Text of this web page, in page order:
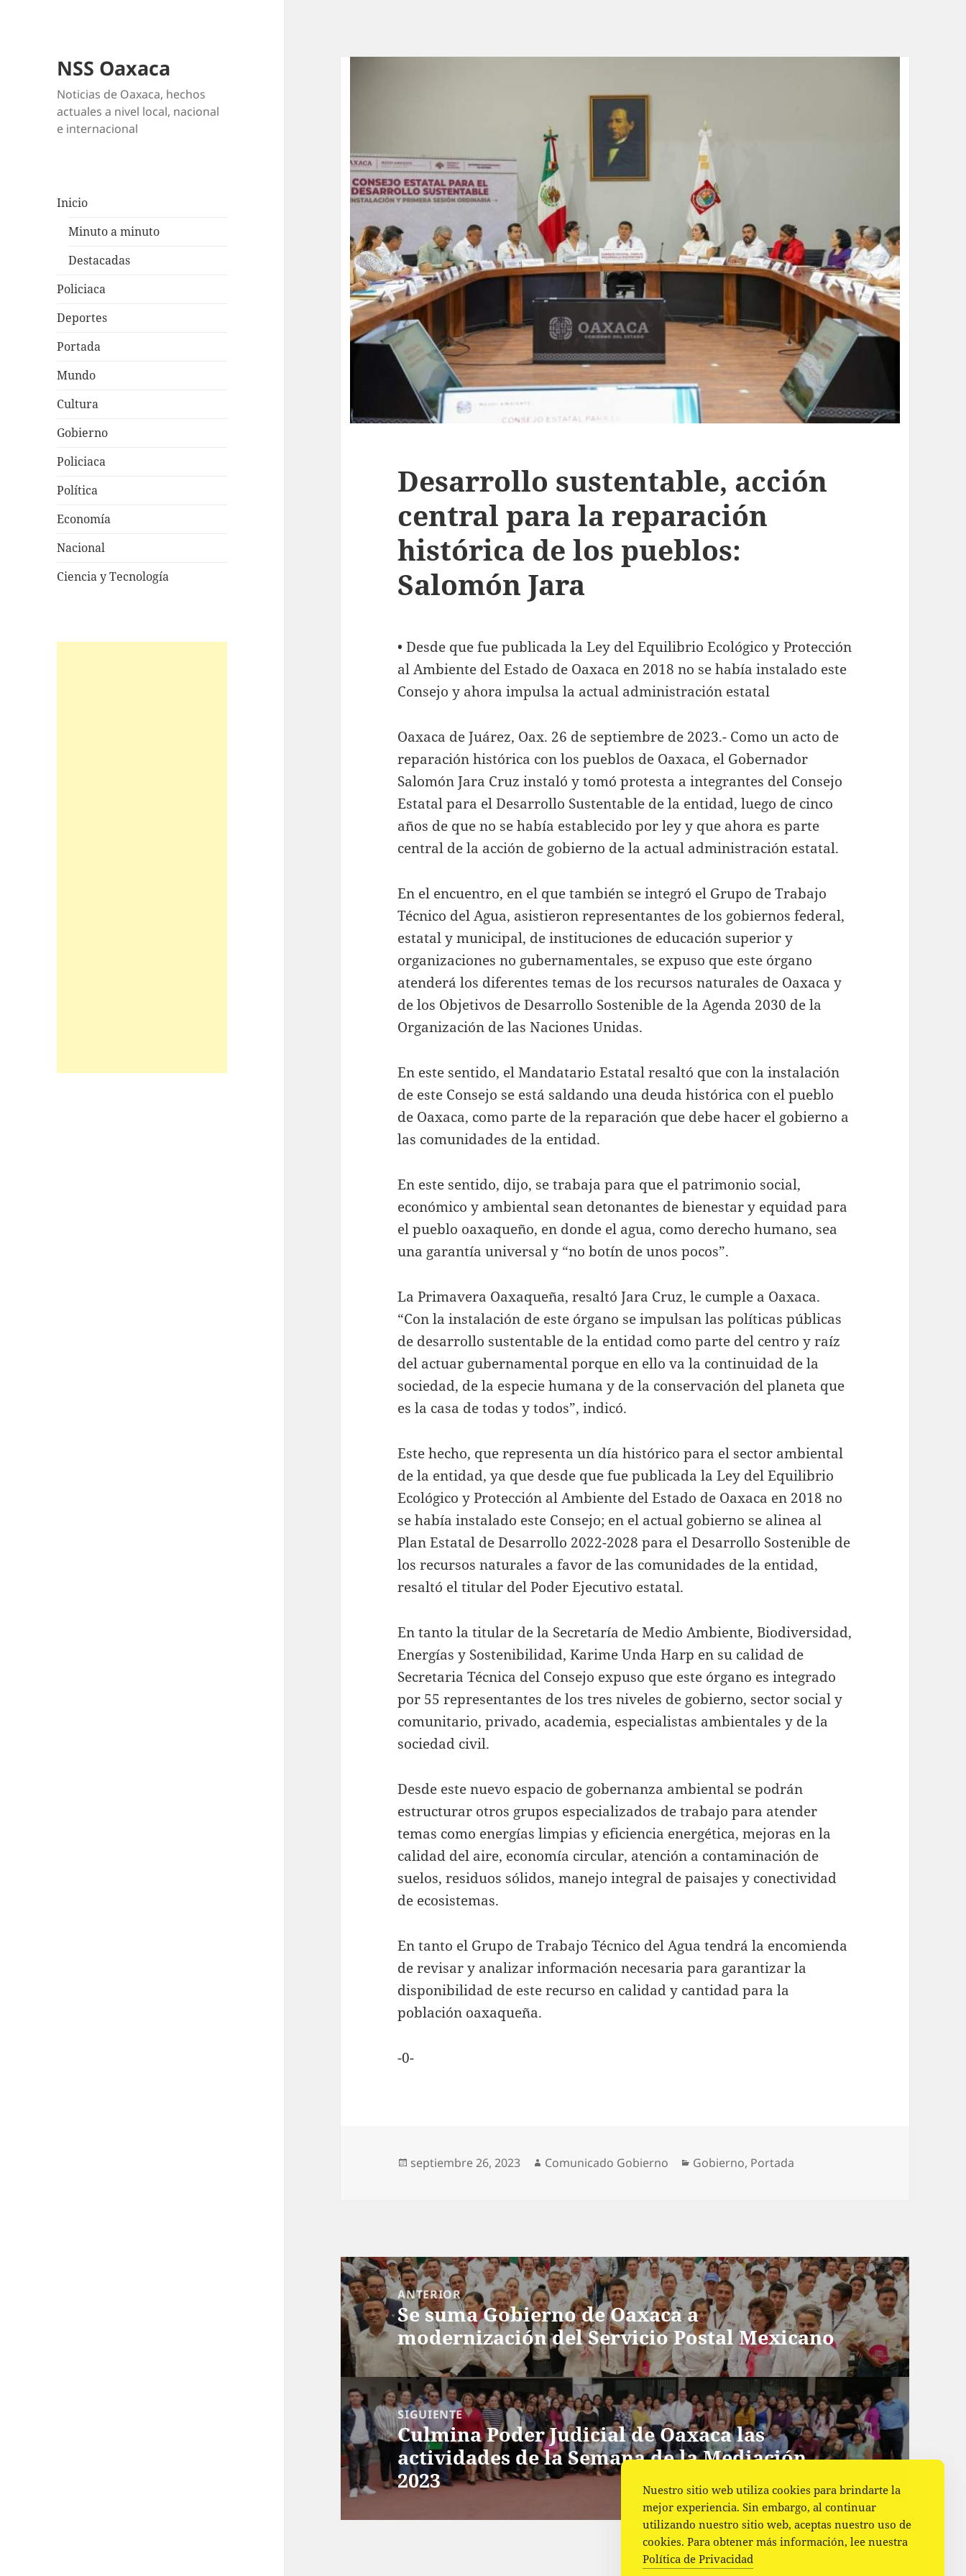
NSS Oaxaca
Noticias de Oaxaca, hechos
actuales a nivel local, nacional
e internacional
Inicio
Minuto a minuto
Destacadas
Policiaca
Deportes
Portada
Mundo
Cultura
Gobierno
Policiaca
Política
Economía
Nacional
Ciencia y Tecnología
Desarrollo sustentable, acción
central para la reparación
histórica de los pueblos:
Salomón Jara
• Desde que fue publicada la Ley del Equilibrio Ecológico y Protección
al Ambiente del Estado de Oaxaca en 2018 no se había instalado este
Consejo y ahora impulsa la actual administración estatal
Oaxaca de Juárez, Oax. 26 de septiembre de 2023.- Como un acto de
reparación histórica con los pueblos de Oaxaca, el Gobernador
Salomón Jara Cruz instaló y tomó protesta a integrantes del Consejo
Estatal para el Desarrollo Sustentable de la entidad, luego de cinco
años de que no se había establecido por ley y que ahora es parte
central de la acción de gobierno de la actual administración estatal.
En el encuentro, en el que también se integró el Grupo de Trabajo
Técnico del Agua, asistieron representantes de los gobiernos federal,
estatal y municipal, de instituciones de educación superior y
organizaciones no gubernamentales, se expuso que este órgano
atenderá los diferentes temas de los recursos naturales de Oaxaca y
de los Objetivos de Desarrollo Sostenible de la Agenda 2030 de la
Organización de las Naciones Unidas.
En este sentido, el Mandatario Estatal resaltó que con la instalación
de este Consejo se está saldando una deuda histórica con el pueblo
de Oaxaca, como parte de la reparación que debe hacer el gobierno a
las comunidades de la entidad.
En este sentido, dijo, se trabaja para que el patrimonio social,
económico y ambiental sean detonantes de bienestar y equidad para
el pueblo oaxaqueño, en donde el agua, como derecho humano, sea
una garantía universal y “no botín de unos pocos”.
La Primavera Oaxaqueña, resaltó Jara Cruz, le cumple a Oaxaca.
“Con la instalación de este órgano se impulsan las políticas públicas
de desarrollo sustentable de la entidad como parte del centro y raíz
del actuar gubernamental porque en ello va la continuidad de la
sociedad, de la especie humana y de la conservación del planeta que
es la casa de todas y todos”, indicó.
Este hecho, que representa un día histórico para el sector ambiental
de la entidad, ya que desde que fue publicada la Ley del Equilibrio
Ecológico y Protección al Ambiente del Estado de Oaxaca en 2018 no
se había instalado este Consejo; en el actual gobierno se alinea al
Plan Estatal de Desarrollo 2022-2028 para el Desarrollo Sostenible de
los recursos naturales a favor de las comunidades de la entidad,
resaltó el titular del Poder Ejecutivo estatal.
En tanto la titular de la Secretaría de Medio Ambiente, Biodiversidad,
Energías y Sostenibilidad, Karime Unda Harp en su calidad de
Secretaria Técnica del Consejo expuso que este órgano es integrado
por 55 representantes de los tres niveles de gobierno, sector social y
comunitario, privado, academia, especialistas ambientales y de la
sociedad civil.
Desde este nuevo espacio de gobernanza ambiental se podrán
estructurar otros grupos especializados de trabajo para atender
temas como energías limpias y eficiencia energética, mejoras en la
calidad del aire, economía circular, atención a contaminación de
suelos, residuos sólidos, manejo integral de paisajes y conectividad
de ecosistemas.
En tanto el Grupo de Trabajo Técnico del Agua tendrá la encomienda
de revisar y analizar información necesaria para garantizar la
disponibilidad de este recurso en calidad y cantidad para la
población oaxaqueña.
-0-
Publicado
septiembre 26, 2023 Autor
Comunicado Gobierno Categorías
Gobierno, Portada
Navegación
de
entradas
ANTERIOR
Entrada
anterior:
Se suma Gobierno de Oaxaca a
modernización del Servicio Postal Mexicano
SIGUIENTE
Siguiente
entrada:
Culmina Poder Judicial de Oaxaca las
actividades de la Semana de la Mediación
2023
Nuestro sitio web utiliza cookies para brindarte la
mejor experiencia. Sin embargo, al continuar
utilizando nuestro sitio web, aceptas nuestro uso de
cookies. Para obtener más información, lee nuestra
Política de Privacidad